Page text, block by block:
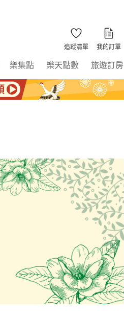
追蹤清單 我的訂單
樂集點 樂天點數 旅遊訂房